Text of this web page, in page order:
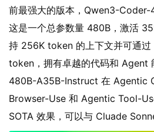
前最强大的版本，Qwen3-Coder-
这是一个总参数量 480B，激活
持 256K token 的上下文并可通过
token，拥有卓越的代码和 Agent
480B-A35B-Instruct 在 Agentic
Browser-Use 和 Agentic Tool-
SOTA 效果，可以与 Cluade